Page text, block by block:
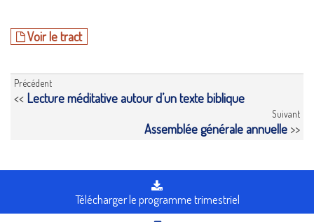
Voir le tract
Précédent
<< Lecture méditative autour d’un texte biblique
Suivant
Assemblée générale annuelle >>
Télécharger le programme trimestriel